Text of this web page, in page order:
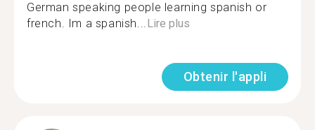
German speaking people learning spanish or
french. Im a spanish...Lire plus
Obtenir l'appli